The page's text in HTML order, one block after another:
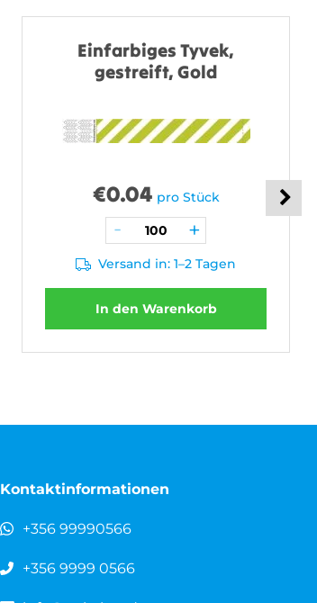
Einfarbiges Tyvek,
gestreift, Gold
€0.04 pro Stück
Versand in: 1–2 Tagen
In den Warenkorb
Kontaktinformationen
+356 99990566
+356 9999 0566